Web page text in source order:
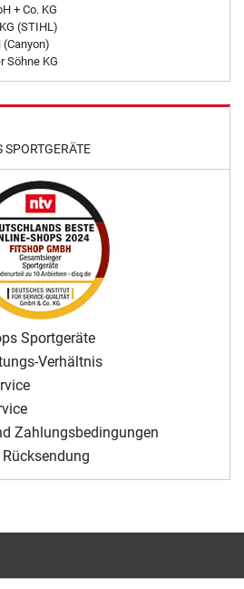
+ Co. KG
(STIHL)
Söhne KG
SPORTGERÄTE
Sportgeräte
Verhältnis
Zahlungsbedingungen